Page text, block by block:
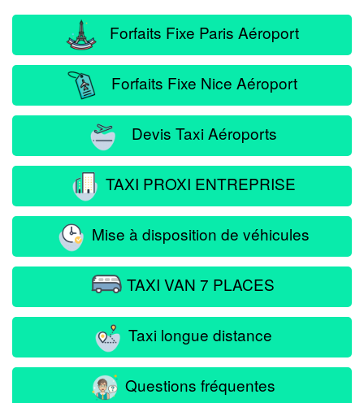
Forfaits Fixe Paris Aéroport
Forfaits Fixe Nice Aéroport
Devis Taxi Aéroports
TAXI PROXI ENTREPRISE
Mise à disposition de véhicules
TAXI VAN 7 PLACES
Taxi longue distance
Questions fréquentes